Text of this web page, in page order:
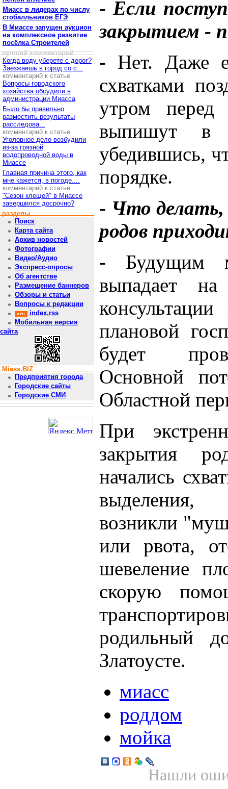
Миасс в лидерах по числу
стобалльников ЕГЭ
В Миассе запущен аукцион
на комплексное развитие
посёлка Строителей
лучший комментарий
Когда воду уберете с дорог?
Заезжаешь в город со с...
комментарий к статье
Вопросы городского
хозяйства обсудили в
администрации Миасса
Было бы правильно
разместить результаты
расследова...
комментарий к статье
Уголовное дело возбудили
из-за грязной
водопроводной воды в
Миассе
Главная причина этого, как
мне кажется, в погоде....
комментарий к статье
"Сезон клещей" в Миассе
завершился досрочно?
разделы
Поиск
Карта сайта
Архив новостей
Фотографии
Видео/Аудио
Экспресс-опросы
Об агентстве
Размещение баннеров
Обзоры и статьи
Вопросы к редакции
index.rss
Мобильная версия
сайта
Miass.BIZ
Предприятия города
Городские сайты
Городские СМИ
- Если
закрытием -
- Нет. Даже
схватками
утром
выпишут в
убедившись,
порядке.
- Что делать,
родов
- Будущим
выпадает
плановой
будет
Основной
Областной
При
закрытия
начались
выделения,
возникли
или рвота,
шевеление
скорую
родильный
Златоусте.
миасс
роддом
мойка
Нашли